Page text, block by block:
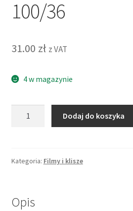
100/36
31.00 zł z VAT
4 w magazynie
PAN
Dodaj do koszyka
Kategoria: Filmy i klisze
Opis